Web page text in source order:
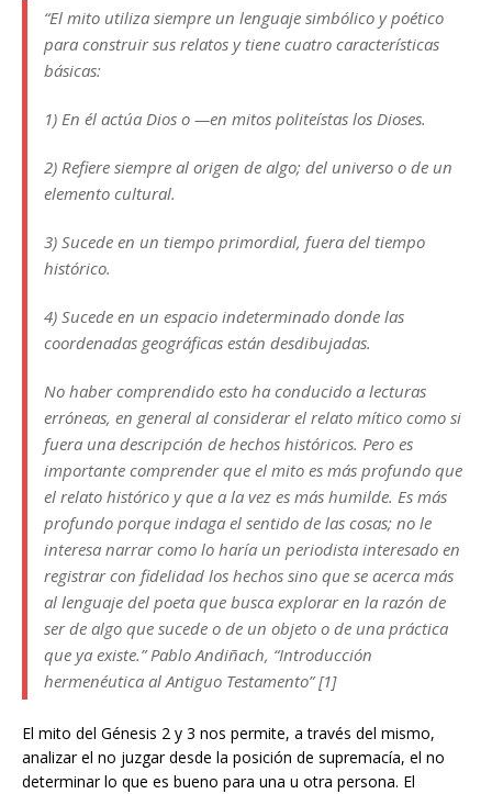
“El mito utiliza siempre un lenguaje simbólico y poético
para construir sus relatos y tiene cuatro características
básicas:
1) En él actúa Dios o —en mitos politeístas los Dioses.
2) Refiere siempre al origen de algo; del universo o de un
elemento cultural.
3) Sucede en un tiempo primordial, fuera del tiempo
histórico.
4) Sucede en un espacio indeterminado donde las
coordenadas geográficas están desdibujadas.
No haber comprendido esto ha conducido a lecturas
erróneas, en general al considerar el relato mítico como si
fuera una descripción de hechos históricos. Pero es
importante comprender que el mito es más profundo que
el relato histórico y que a la vez es más humilde. Es más
profundo porque indaga el sentido de las cosas; no le
interesa narrar como lo haría un periodista interesado en
registrar con fidelidad los hechos sino que se acerca más
al lenguaje del poeta que busca explorar en la razón de
ser de algo que sucede o de un objeto o de una práctica
que ya existe.” Pablo Andiñach, “Introducción
hermenéutica al Antiguo Testamento” [1]
El mito del Génesis 2 y 3 nos permite, a través del mismo,
analizar el no juzgar desde la posición de supremacía, el no
determinar lo que es bueno para una u otra persona. El